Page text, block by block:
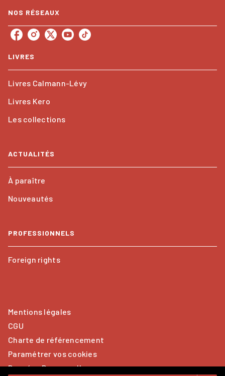
NOS RÉSEAUX
LIVRES
Livres Calmann-Lévy
Livres Kero
Les collections
ACTUALITÉS
À paraître
Nouveautés
PROFESSIONNELS
Foreign rights
Mentions légales
CGU
Charte de référencement
Paramétrer vos cookies
Données Personnelles